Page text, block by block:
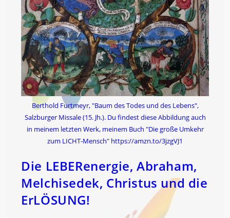
Berthold Furtmeyr, "Baum des Todes und des Lebens",
Salzburger Missale (15. Jh.). Du findest diese Abbildung auch
in meinem letzten Werk, meinem Buch "Die große Umkehr
zum LICHT-Mensch" https://amzn.to/3jzgVJ1
Die LEBERenergie, Abraham,
Melchisedek, Christus und die
ErLÖSUNG!